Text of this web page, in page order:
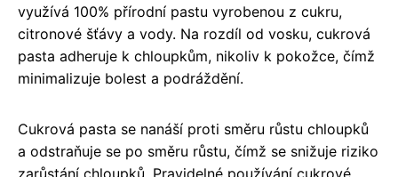
využívá 100% přírodní pastu vyrobenou z cukru,
citronové šťávy a vody. Na rozdíl od vosku, cukrová
pasta adheruje k chloupkům, nikoliv k pokožce, čímž
minimalizuje bolest a podráždění.
Cukrová pasta se nanáší proti směru růstu chloupků
a odstraňuje se po směru růstu, čímž se snižuje riziko
zarůstání chloupků. Pravidelné používání cukrové